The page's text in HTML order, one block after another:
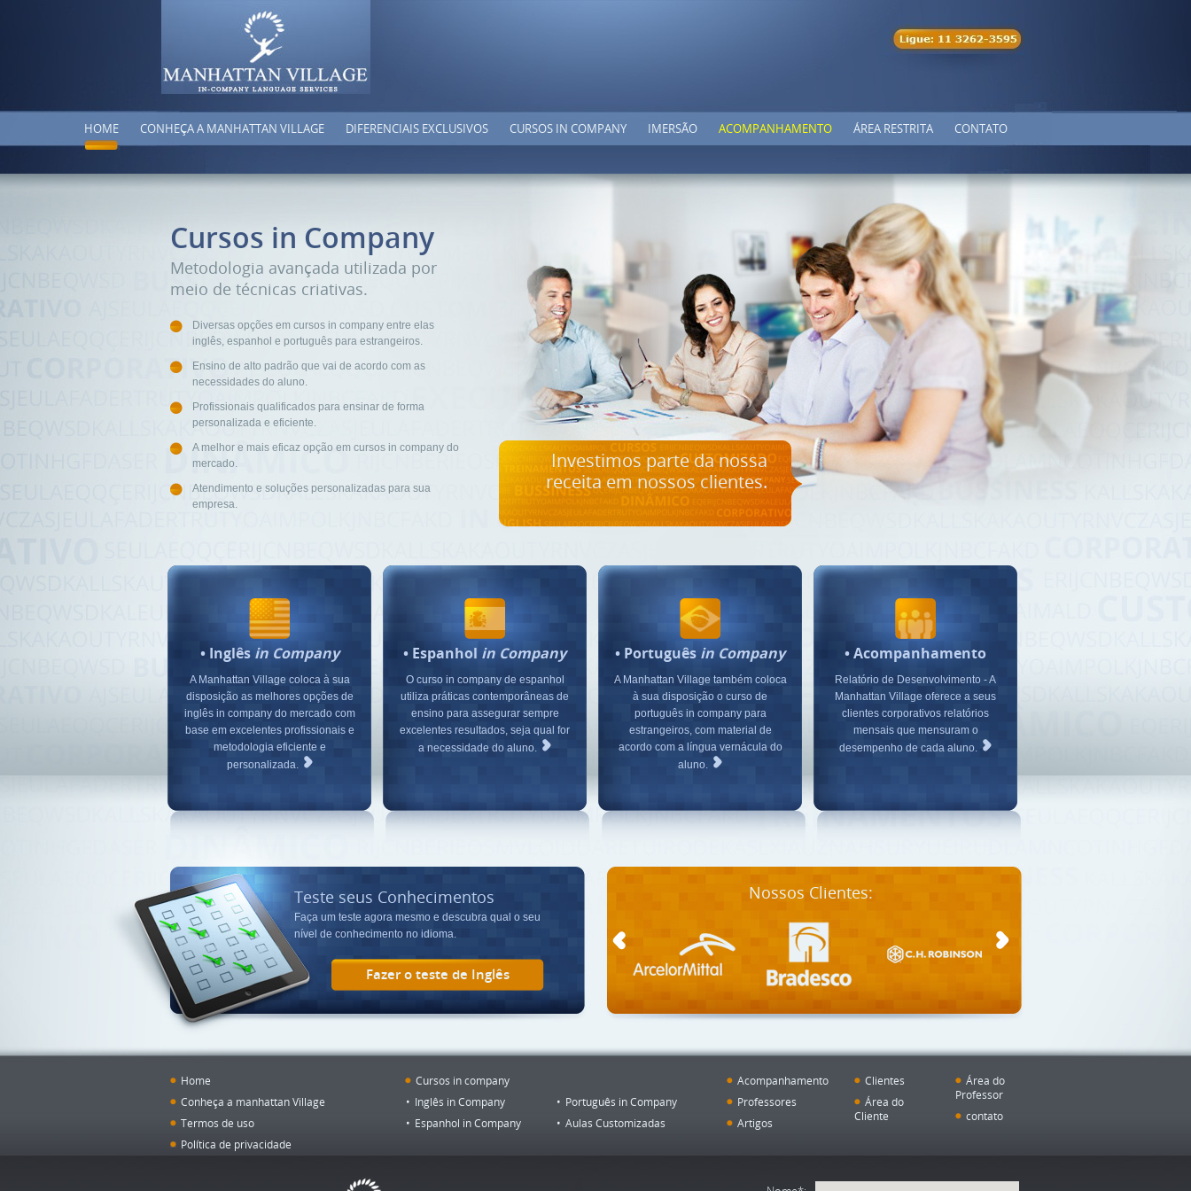
HOME CONHEÇA A MANHATTAN VILLAGE DIFERENCIAIS EXCLUSIVOS CURSOS IN COMPANY IMERSÃO ACOMPANHAMENTO ÁREA RESTRITA CONTATO
Cursos in Company
Metodologia avançada utilizada por
meio de técnicas criativas.
Diversas opções em cursos in company entre elas
inglês, espanhol e português para estrangeiros.
Ensino de alto padrão que vai de acordo com as
necessidades do aluno.
Profissionais qualificados para ensinar de forma
personalizada e eficiente.
A melhor e mais eficaz opção em cursos in company do
mercado.
Atendimento e soluções personalizadas para sua
empresa.
Investimos parte da nossa
receita em nossos clientes.
• Inglês in Company
A Manhattan Village coloca à sua
disposição as melhores opções de
inglês in company do mercado com
base em excelentes profissionais e
metodologia eficiente e
personalizada.
• Espanhol in Company
O curso in company de espanhol
utiliza práticas contemporâneas de
ensino para assegurar sempre
excelentes resultados, seja qual for
a necessidade do aluno.
• Português in Company
A Manhattan Village também coloca
à sua disposição o curso de
português in company para
estrangeiros, com material de
acordo com a língua vernácula do
aluno.
•Acompanhamento
Relatório de Desenvolvimento - A
Manhattan Village oferece a seus
clientes corporativos relatórios
mensais que mensuram o
desempenho de cada aluno.
Teste seus Conhecimentos
Faça um teste agora mesmo e descubra qual o seu
nível de conhecimento no idioma.
Fazer o teste de Inglês
Nossos Clientes:
Home
Conheça a manhattan Village
Termos de uso
Política de privacidade
Cursos in company
Inglês in Company
Português in Company
Espanhol in Company
Aulas Customizadas
Acompanhamento
Professores
Artigos
Clientes
Área do
Cliente
Área do
Professor
contato